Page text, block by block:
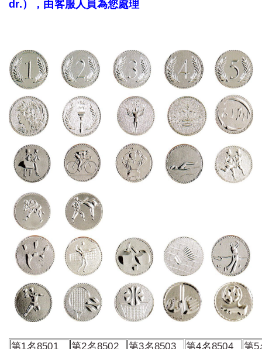
dr.），由客服人員為您處理
第1名8501 第2名8502 第3名8503 第4名8504
第5